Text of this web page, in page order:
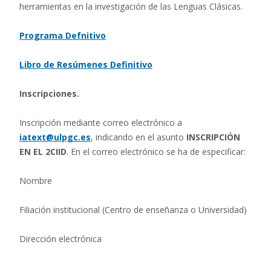
herramientas en la investigación de las Lenguas Clásicas.
Programa Defnitivo
Libro de Resúmenes Definitivo
Inscripciones.
Inscripción mediante correo electrónico a
iatext@ulpgc.es, indicando en el asunto INSCRIPCIÓN
EN EL 2CIID. En el correo electrónico se ha de especificar:
Nombre
Filiación institucional (Centro de enseñanza o Universidad)
Dirección electrónica